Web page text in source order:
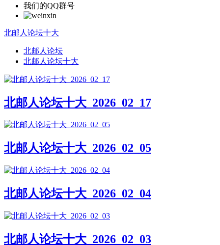
我们的QQ群号
北邮人论坛十大
北邮人论坛
北邮人论坛十大
北邮人论坛十大_2026_02_17
北邮人论坛十大_2026_02_05
北邮人论坛十大_2026_02_04
北邮人论坛十大_2026_02_03